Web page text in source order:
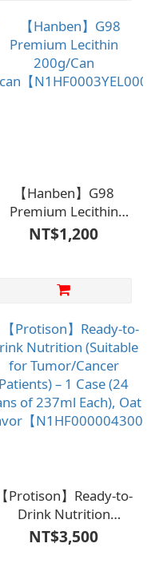
【Hanben】G98
Premium Lecithin
200g/Can
*2can【
NT$1,200
【Protison】Ready-to-
Drink Nutrition
(Suitable for
Tumor/Cancer
NT$3,500